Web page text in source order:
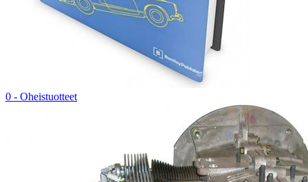
0 - Oheistuotteet